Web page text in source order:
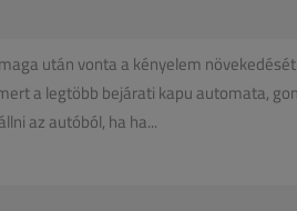
után vonta a kényelem
a legtöbb bejárati kapu automata,
az autóból, ha ha...